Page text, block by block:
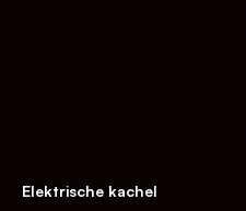
Elektrische kachel